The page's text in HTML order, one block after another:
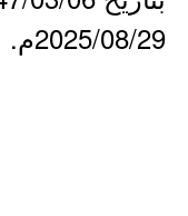
2025/08/29م.